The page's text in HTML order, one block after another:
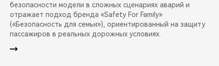
безопасности модели в сложных сценариях аварий и
отражает подход бренда «Safety For Family»
(«Безопасность для семьи»), ориентированный на защиту
пассажиров в реальных дорожных условиях.